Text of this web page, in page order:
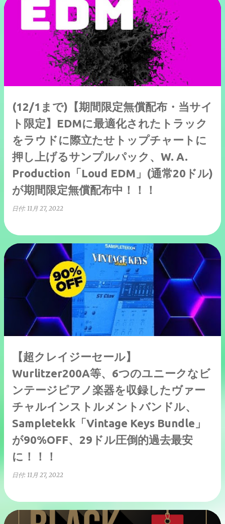
(12/1まで)【期間限定無償配布・当サイ
ト限定】EDMに最適化されたトラック
をラウドに際立たせトップチャートに
押し上げるサンプルパック、W. A.
Production「Loud EDM」(通常20ドル)
が期間限定無償配布中！！！
日付: 11月 27, 2022
【超クレイジーセール】
Wurlitzer200A等、6つのユニークなビ
ンテージピアノ楽器を収録したヴァー
チャルインストルメントバンドル、
Sampletekk「Vintage Keys Bundle」
が90%OFF、29ドル圧倒的過去最安
に！！！
日付: 11月 27, 2022